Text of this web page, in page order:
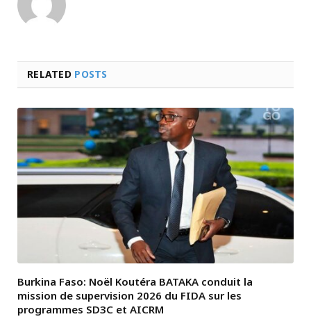
RELATED POSTS
Burkina Faso: Noël Koutéra BATAKA conduit la
mission de supervision 2026 du FIDA sur les
programmes SD3C et AICRM